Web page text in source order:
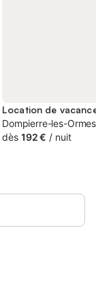
Dompierre-les-
dès 192 € / nuit